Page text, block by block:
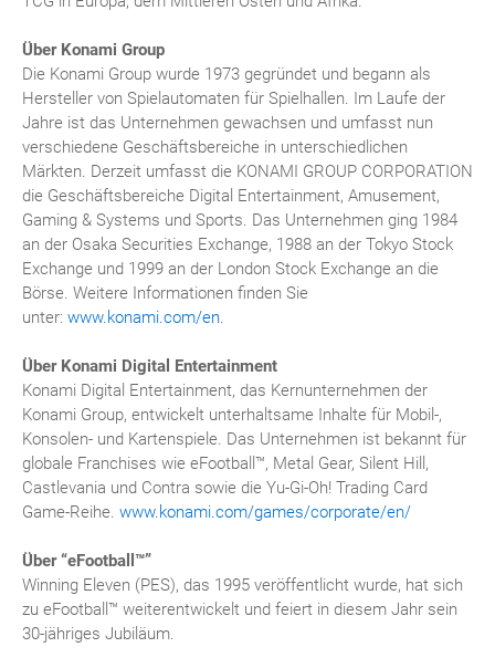
Über Konami Group
Die Konami Group wurde 1973 gegründet und begann als
Hersteller von Spielautomaten für Spielhallen. Im Laufe der
Jahre ist das Unternehmen gewachsen und umfasst nun
verschiedene Geschäftsbereiche in unterschiedlichen
Märkten. Derzeit umfasst die KONAMI GROUP CORPORATION
die Geschäftsbereiche Digital Entertainment, Amusement,
Gaming & Systems und Sports. Das Unternehmen ging 1984
an der Osaka Securities Exchange, 1988 an der Tokyo Stock
Exchange und 1999 an der London Stock Exchange an die
Börse. Weitere Informationen finden Sie
unter: www.konami.com/en.
Über Konami Digital Entertainment
Konami Digital Entertainment, das Kernunternehmen der
Konami Group, entwickelt unterhaltsame Inhalte für Mobil-,
Konsolen- und Kartenspiele. Das Unternehmen ist bekannt für
globale Franchises wie eFootball™, Metal Gear, Silent Hill,
Castlevania und Contra sowie die Yu-Gi-Oh! Trading Card
Game-Reihe. www.konami.com/games/corporate/en/
Über “eFootball™”
Winning Eleven (PES), das 1995 veröffentlicht wurde, hat sich
zu eFootball™ weiterentwickelt und feiert in diesem Jahr sein
30-jähriges Jubiläum.